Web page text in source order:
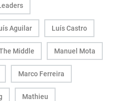
Aguilar Luís Castro
Middle Manuel Mota
Marco Ferreira
Mathieu